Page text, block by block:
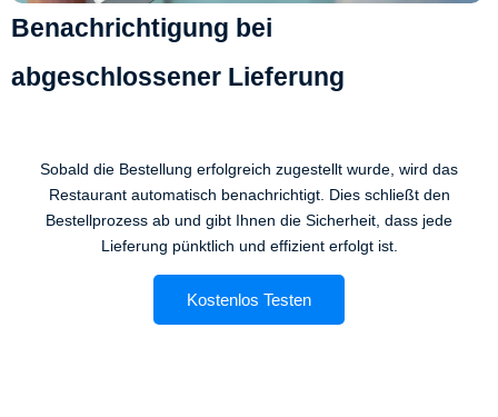
Benachrichtigung bei
abgeschlossener Lieferung
Sobald die Bestellung erfolgreich zugestellt wurde, wird das
Restaurant automatisch benachrichtigt. Dies schließt den
Bestellprozess ab und gibt Ihnen die Sicherheit, dass jede
Lieferung pünktlich und effizient erfolgt ist.
Kostenlos Testen